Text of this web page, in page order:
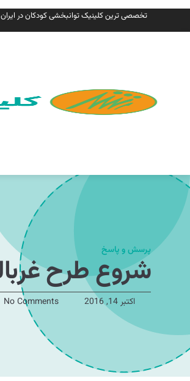
تخصصی ترین کلینیک توانبخشی کودکان در ایران
پرسش و پاسخ
شروع طرح غربالگری
اکتبر 14, 2016 No Comments